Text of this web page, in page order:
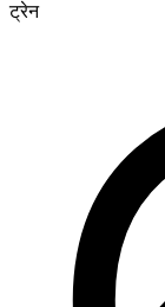
ट्रेन